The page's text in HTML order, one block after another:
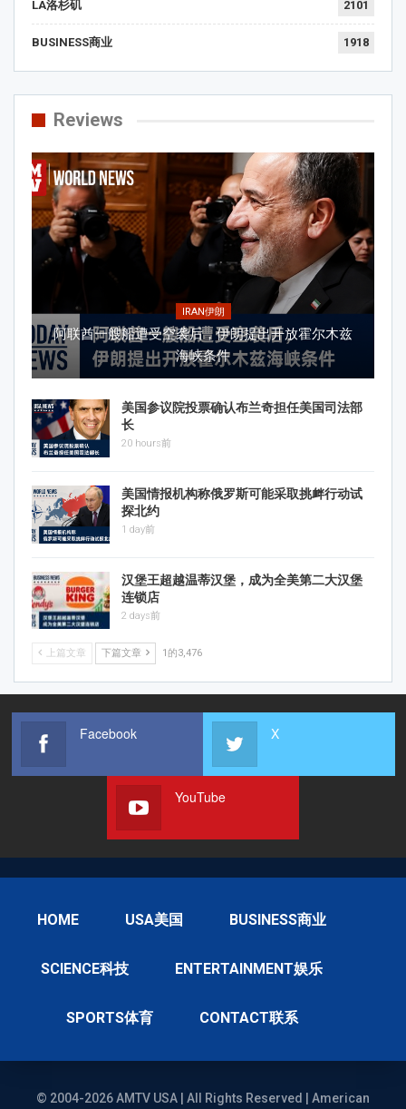
LA洛杉矶 2101
BUSINESS商业 1918
Reviews
IRAN伊朗
阿联酋一艘船遭受空袭后，伊朗提出开放霍尔木兹
海峡条件
美国参议院投票确认布兰奇担任美国司法部
长
20 hours前
美国情报机构称俄罗斯可能采取挑衅行动试
探北约
1 day前
汉堡王超越温蒂汉堡，成为全美第二大汉堡
连锁店
2 days前
上篇文章 下篇文章 1的3,476
Facebook X
YouTube
HOME USA美国 BUSINESS商业
SCIENCE科技 ENTERTAINMENT娱乐
SPORTS体育 CONTACT联系
© 2004-2026 AMTV USA | All Rights Reserved | American